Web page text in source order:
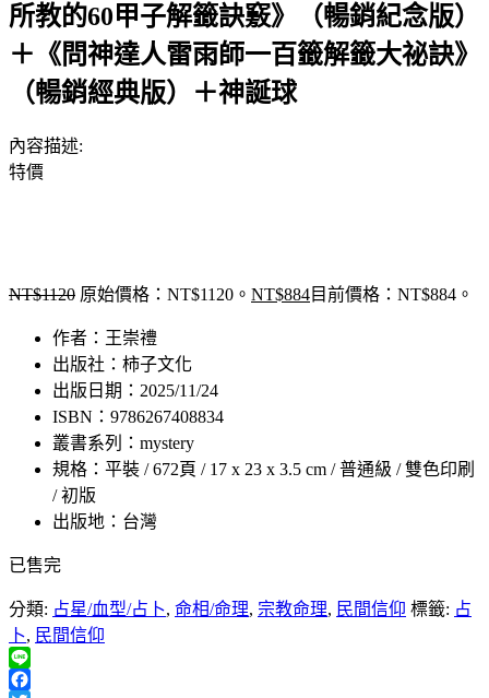
所教的60甲子解籤訣竅》（暢銷紀念版）
＋《問神達人雷雨師一百籤解籤大祕訣》
（暢銷經典版）＋神誕球
內容描述:
特價
NT$1120 原始價格：NT$1120。 NT$884目前價格：NT$884。
作者：王崇禮
出版社：柿子文化
出版日期：2025/11/24
ISBN：9786267408834
叢書系列：mystery
規格：平裝 / 672頁 / 17 x 23 x 3.5 cm / 普通級 / 雙色印刷
/ 初版
出版地：台灣
已售完
分類: 占星/血型/占卜, 命相/命理, 宗教命理, 民間信仰 標籤: 占
卜, 民間信仰
Line